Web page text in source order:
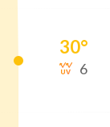
30°
6